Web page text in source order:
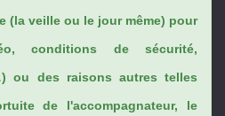
(la veille ou le jour même) pour
conditions de sécurité,
ou des raisons autres telles
de l'accompagnateur, le